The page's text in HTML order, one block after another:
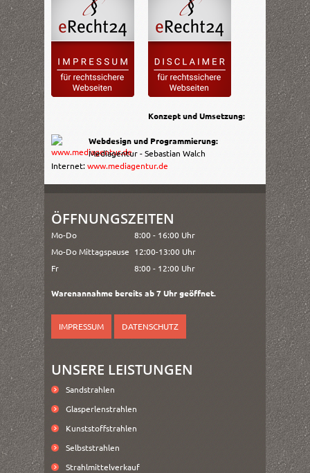
Konzept und Umsetzung:
Webdesign und Programmierung:
Mediagentur - Sebastian Walch
Internet:www.mediagentur.de
ÖFFNUNGSZEITEN
Mo-Do
8:00 - 16:00 Uhr
Mo-Do Mittagspause 12:00-13:00 Uhr
Fr
8:00 - 12:00 Uhr
Warenannahme bereits ab 7 Uhr geöffnet.
IMPRESSUM DATENSCHUTZ
UNSERE LEISTUNGEN
Sandstrahlen
Glasperlenstrahlen
Kunststoffstrahlen
Selbststrahlen
Strahlmittelverkauf